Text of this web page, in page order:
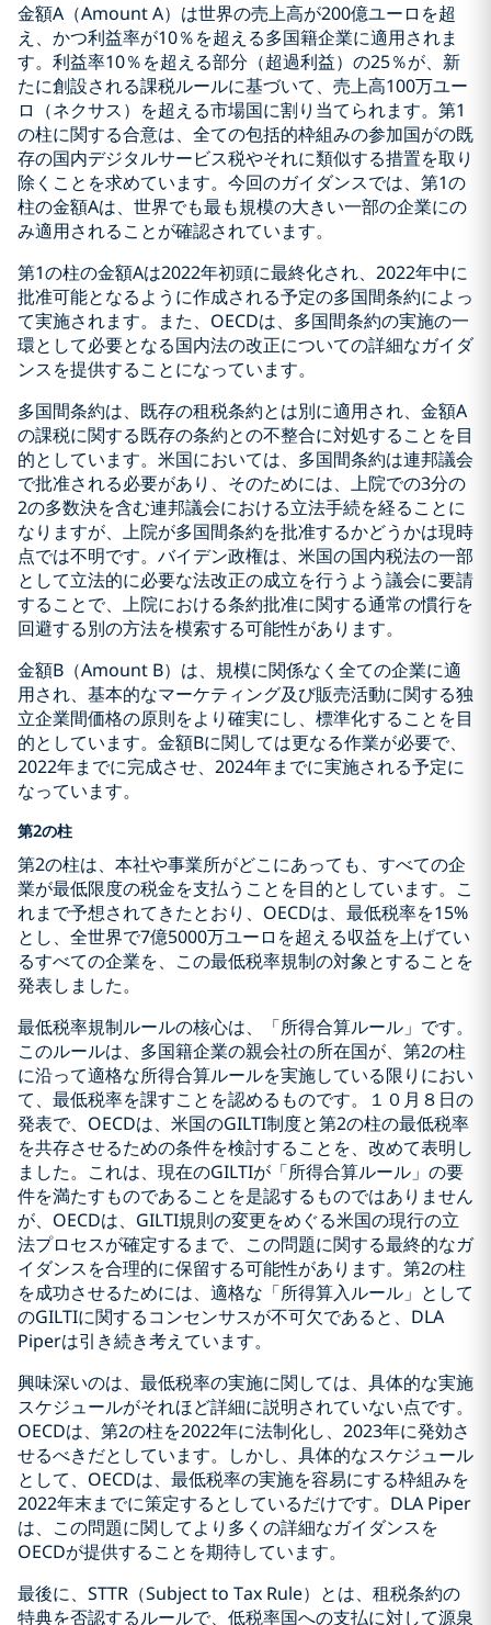
金額A（Amount A）は世界の売上高が200億ユーロを超
え、かつ利益率が10％を超える多国籍企業に適用されま
す。利益率10％を超える部分（超過利益）の25％が、新
たに創設される課税ルールに基づいて、売上高100万ユー
ロ（ネクサス）を超える市場国に割り当てられます。第1
の柱に関する合意は、全ての包括的枠組みの参加国がの既
存の国内デジタルサービス税やそれに類似する措置を取り
除くことを求めています。今回のガイダンスでは、第1の
柱の金額Aは、世界でも最も規模の大きい一部の企業にの
み適用されることが確認されています。
第1の柱の金額Aは2022年初頭に最終化され、2022年中に
批准可能となるように作成される予定の多国間条約によっ
て実施されます。また、OECDは、多国間条約の実施の一
環として必要となる国内法の改正についての詳細なガイダ
ンスを提供することになっています。
多国間条約は、既存の租税条約とは別に適用され、金額A
の課税に関する既存の条約との不整合に対処することを目
的としています。米国においては、多国間条約は連邦議会
で批准される必要があり、そのためには、上院での3分の
2の多数決を含む連邦議会における立法手続を経ることに
なりますが、上院が多国間条約を批准するかどうかは現時
点では不明です。バイデン政権は、米国の国内税法の一部
として立法的に必要な法改正の成立を行うよう議会に要請
することで、上院における条約批准に関する通常の慣行を
回避する別の方法を模索する可能性があります。
金額B（Amount B）は、規模に関係なく全ての企業に適
用され、基本的なマーケティング及び販売活動に関する独
立企業間価格の原則をより確実にし、標準化することを目
的としています。金額Bに関しては更なる作業が必要で、
2022年までに完成させ、2024年までに実施される予定に
なっています。
第2の柱
第2の柱は、本社や事業所がどこにあっても、すべての企
業が最低限度の税金を支払うことを目的としています。こ
れまで予想されてきたとおり、OECDは、最低税率を15%
とし、全世界で7億5000万ユーロを超える収益を上げてい
るすべての企業を、この最低税率規制の対象とすることを
発表しました。
最低税率規制ルールの核心は、「所得合算ルール」です。
このルールは、多国籍企業の親会社の所在国が、第2の柱
に沿って適格な所得合算ルールを実施している限りにおい
て、最低税率を課すことを認めるものです。１０月８日の
発表で、OECDは、米国のGILTI制度と第2の柱の最低税率
を共存させるための条件を検討することを、改めて表明し
ました。これは、現在のGILTIが「所得合算ルール」の要
件を満たすものであることを是認するものではありません
が、OECDは、GILTI規則の変更をめぐる米国の現行の立
法プロセスが確定するまで、この問題に関する最終的なガ
イダンスを合理的に保留する可能性があります。第2の柱
を成功させるためには、適格な「所得算入ルール」として
のGILTIに関するコンセンサスが不可欠であると、DLA
Piperは引き続き考えています。
興味深いのは、最低税率の実施に関しては、具体的な実施
スケジュールがそれほど詳細に説明されていない点です。
OECDは、第2の柱を2022年に法制化し、2023年に発効さ
せるべきだとしています。しかし、具体的なスケジュール
として、OECDは、最低税率の実施を容易にする枠組みを
2022年末までに策定するとしているだけです。DLA Piper
は、この問題に関してより多くの詳細なガイダンスを
OECDが提供することを期待しています。
最後に、STTR（Subject to Tax Rule）とは、租税条約の
特典を否認するルールで、低税率国への支払に対して源泉